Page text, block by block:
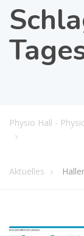
Physio Hall -
Aktuelles